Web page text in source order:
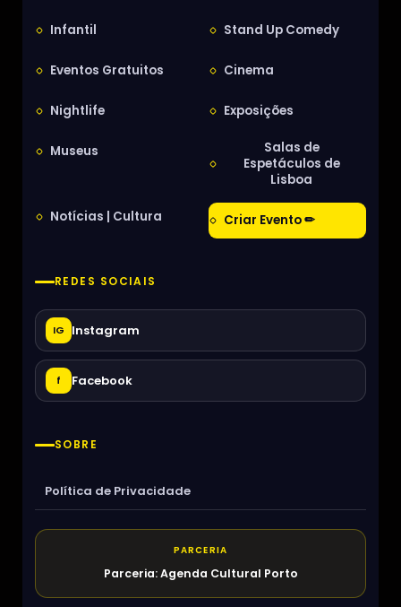
Infantil Stand Up Comedy
Eventos Gratuitos Cinema
Nightlife Exposições
Museus
Salas de
Espetáculos de
Lisboa
Notícias | Cultura Criar Evento ✏
REDES SOCIAIS
IG Instagram
f Facebook
SOBRE
Política de Privacidade
PARCERIA
Parceria: Agenda Cultural Porto